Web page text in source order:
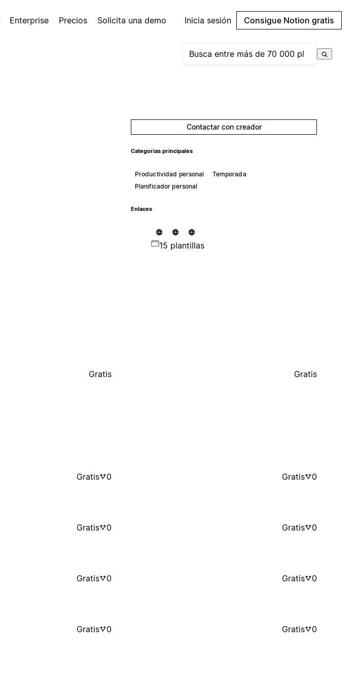
Enterprise Precios Solicita una demo Inicia sesión Consigue Notion gratis
Contactar con creador
Categorías principales
Productividad personal
Temporada
Planificador personal
Enlaces
15 plantillas
Gratis Gratis
Gratis 0 Gratis 0
Gratis 0 Gratis 0
Gratis 0 Gratis 0
Gratis 0 Gratis 0